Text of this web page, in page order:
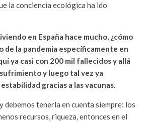
la conciencia ecológica ha ido
en España hace mucho, ¿cómo
de la pandemia específicamente en
ya casi con 200 mil fallecidos y allá
y luego tal vez ya
gracias a las vacunas.
debemos tenerla en cuenta siempre: los
recursos, riqueza, entonces en el